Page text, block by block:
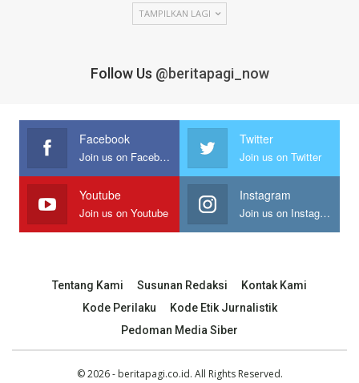
TAMPILKAN LAGI
Follow Us @beritapagi_now
Facebook
Join us on Facebook
Twitter
Join us on Twitter
Youtube
Join us on Youtube
Instagram
Join us on Instagram
Tentang Kami Susunan Redaksi
Kontak Kami
Kode Perilaku
Kode Etik Jurnalistik
Pedoman Media Siber
© 2026 - beritapagi.co.id. All Rights Reserved.